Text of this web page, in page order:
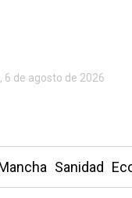
6 de agosto de 2026
Sanidad